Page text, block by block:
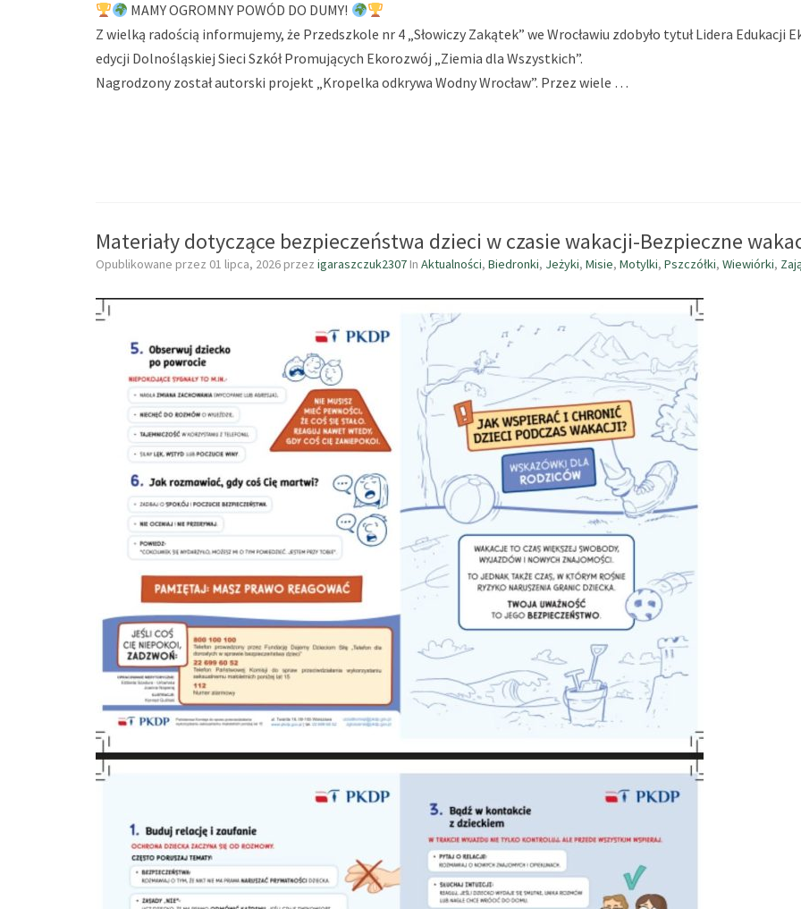
MAMY OGROMNY POWÓD DO DUMY!
Z wielką radością informujemy, że Przedszkole nr 4 „Słowiczy Zakątek” we Wrocławiu zdobyło tytuł Lidera
edycji Dolnośląskiej Sieci Szkół Promujących Ekorozwój „Ziemia dla Wszystkich”.
Nagrodzony został autorski projekt „Kropelka odkrywa Wodny Wrocław”. Przez wiele …
Materiały dotyczące bezpieczeństwa dzieci w czasie wakacji-Bezpieczne
Opublikowane przez 01 lipca, 2026 przez igaraszczuk2307 In Aktualności, Biedronki, Jeżyki, Misie, Motylki, Pszczółki, Wiewiórki,